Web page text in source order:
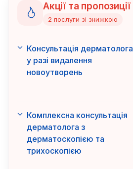
Акції та пропозиції
2 послуги зі знижкою
Консультація дерматолога
у разі видалення
новоутворень
Комплексна консультація
дерматолога з
дерматоскопією та
трихоскопією